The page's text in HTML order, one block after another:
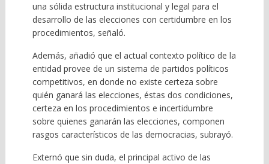
una sólida estructura institucional y legal para el
desarrollo de las elecciones con certidumbre en los
procedimientos, señaló.
Además, añadió que el actual contexto político de la
entidad provee de un sistema de partidos políticos
competitivos, en donde no existe certeza sobre
quién ganará las elecciones, éstas dos condiciones,
certeza en los procedimientos e incertidumbre
sobre quienes ganarán las elecciones, componen
rasgos característicos de las democracias, subrayó.
Externó que sin duda, el principal activo de las